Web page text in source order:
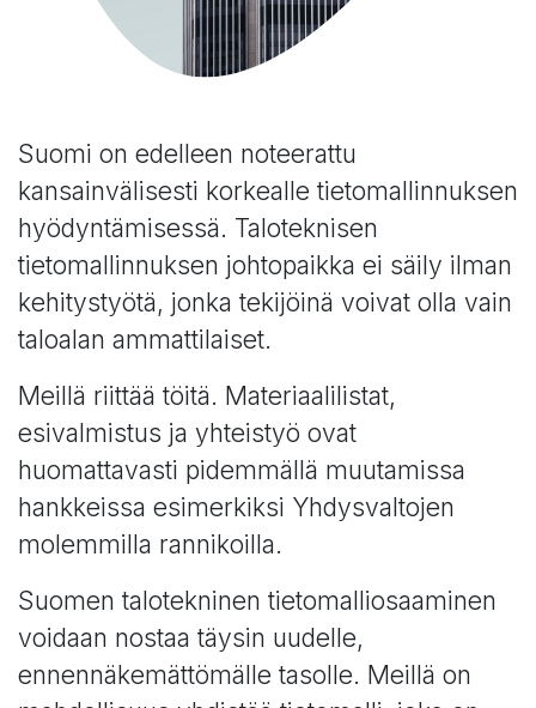
Suomi on edelleen noteerattu
kansainvälisesti korkealle tietomallinnuksen
hyödyntämisessä. Taloteknisen
tietomallinnuksen johtopaikka ei säily ilman
kehitystyötä, jonka tekijöinä voivat olla vain
taloalan ammattilaiset.
Meillä riittää töitä. Materiaalilistat,
esivalmistus ja yhteistyö ovat
huomattavasti pidemmällä muutamissa
hankkeissa esimerkiksi Yhdysvaltojen
molemmilla rannikoilla.
Suomen talotekninen tietomalliosaaminen
voidaan nostaa täysin uudelle,
ennennäkemättömälle tasolle. Meillä on